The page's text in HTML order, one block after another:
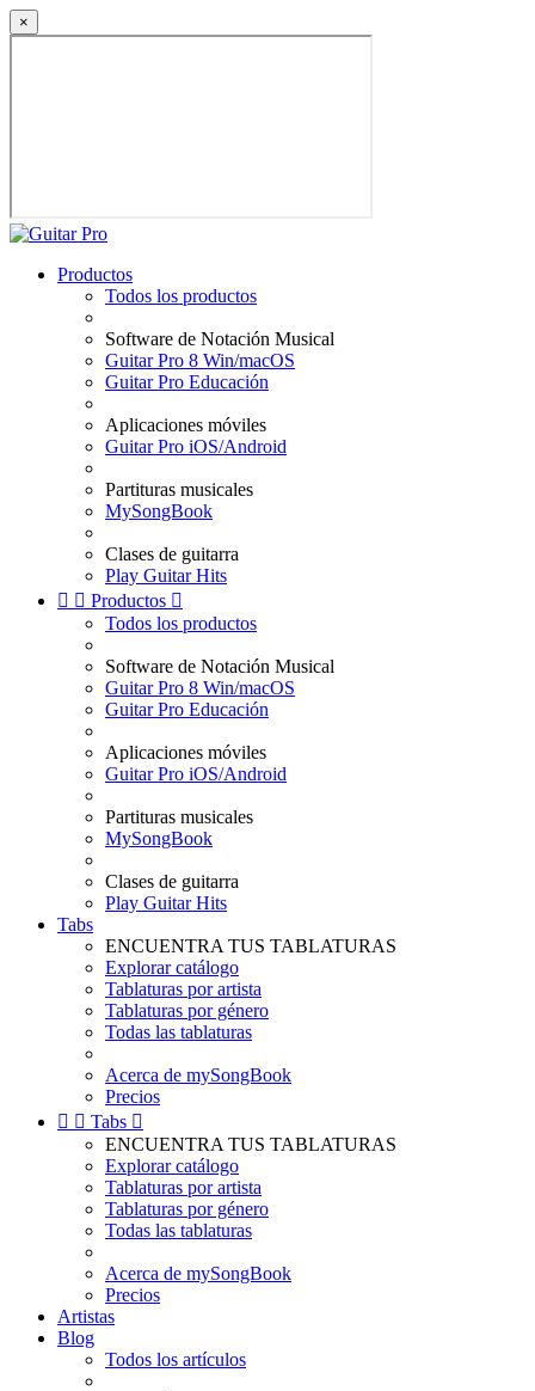
×
Productos
Todos los productos
Software de Notación Musical
Guitar Pro 8 Win/macOS
Guitar Pro Educación
Aplicaciones móviles
Guitar Pro iOS/Android
Partituras musicales
MySongBook
Clases de guitarra
Play Guitar Hits
  Productos 
Todos los productos
Software de Notación Musical
Guitar Pro 8 Win/macOS
Guitar Pro Educación
Aplicaciones móviles
Guitar Pro iOS/Android
Partituras musicales
MySongBook
Clases de guitarra
Play Guitar Hits
Tabs
ENCUENTRA TUS TABLATURAS
Explorar catálogo
Tablaturas por artista
Tablaturas por género
Todas las tablaturas
Acerca de mySongBook
Precios
  Tabs 
ENCUENTRA TUS TABLATURAS
Explorar catálogo
Tablaturas por artista
Tablaturas por género
Todas las tablaturas
Acerca de mySongBook
Precios
Artistas
Blog
Todos los artículos